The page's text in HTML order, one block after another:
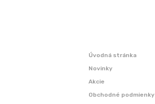
Úvodná stránka
Novinky
Akcie
Obchodné podmienky